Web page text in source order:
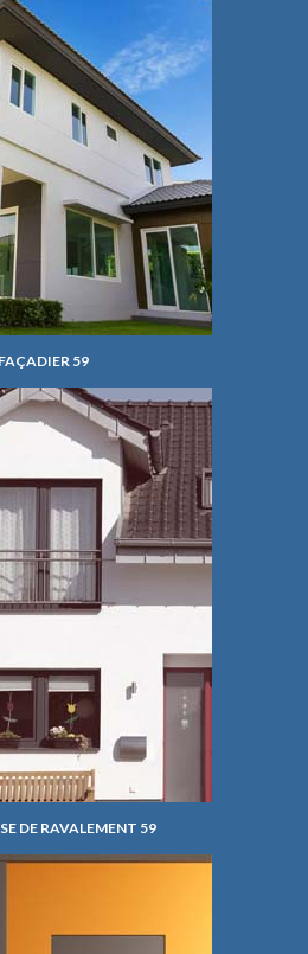
FAÇADIER 59
DE RAVALEMENT 59